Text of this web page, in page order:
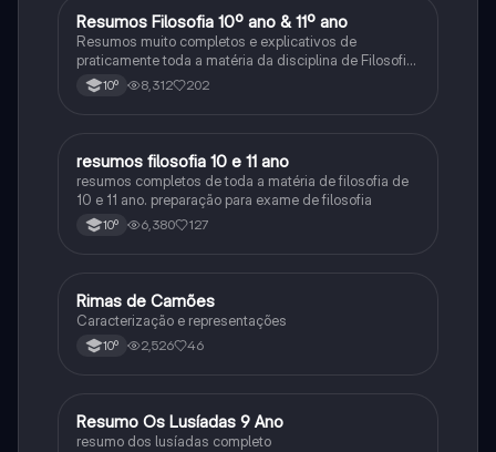
Filosofia
Resumos Filosofia 10º ano & 11º ano
Resumos muito completos e explicativos de
praticamente toda a matéria da disciplina de Filosofia
10º 8,312 202
Filosofia
resumos filosofia 10 e 11 ano
resumos completos de toda a matéria de filosofia de
10 e 11 ano. preparação para exame de filosofia
10º 6,380 127
Português
Rimas de Camões
Caracterização e representações
10º 2,526 46
Português
Resumo Os Lusíadas 9 Ano
resumo dos lusíadas completo